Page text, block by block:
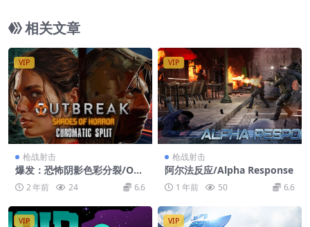
相关文章
VIP
枪战射击
爆发：恐怖阴影色彩分裂/Out
break: Shades of Horror Ch
romatic Split
2 年前 24 6.6
VIP
枪战射击
阿尔法反应/Alpha Response
1 年前 50 6.6
VIP VIP